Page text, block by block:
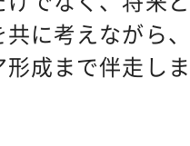
に考えながら
成まで伴走し